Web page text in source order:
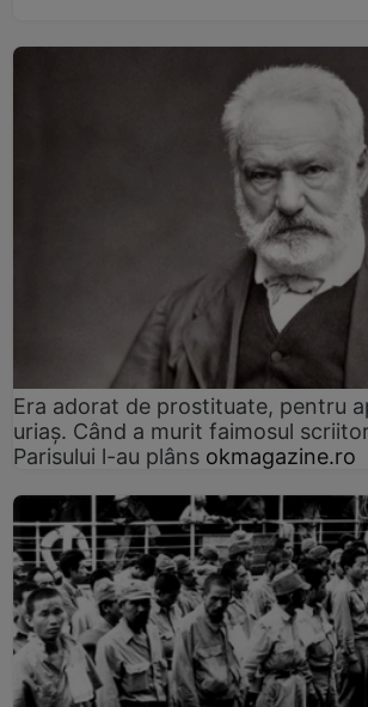
Era adorat de prostituate, pentru
uriaș. Când a murit faimosul
Parisului l-au plâns okmagazine.ro